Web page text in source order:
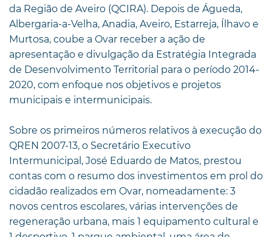
da Região de Aveiro (QCIRA). Depois de Águeda,
Albergaria-a-Velha, Anadia, Aveiro, Estarreja, Ílhavo e
Murtosa, coube a Ovar receber a ação de
apresentação e divulgação da Estratégia Integrada
de Desenvolvimento Territorial para o período 2014-
2020, com enfoque nos objetivos e projetos
municipais e intermunicipais.
Sobre os primeiros números relativos à execução do
QREN 2007-13, o Secretário Executivo
Intermunicipal, José Eduardo de Matos, prestou
contas com o resumo dos investimentos em prol do
cidadão realizados em Ovar, nomeadamente: 3
novos centros escolares, várias intervenções de
regeneração urbana, mais 1 equipamento cultural e